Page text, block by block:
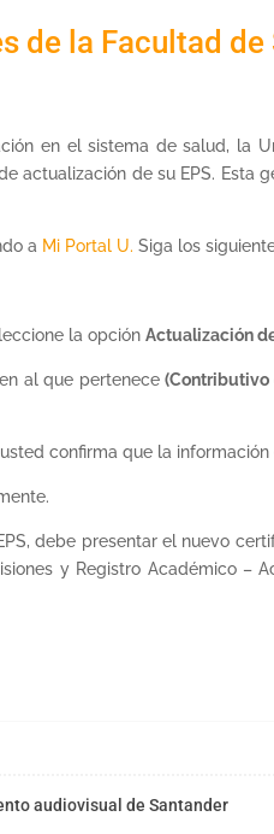
de la Facultad de
en el sistema de salud, la
actualización de su EPS. Esta
a Mi Portal U. Siga los
la opciónActualización
al que pertenece(Contributivo
confirma que la
debe presentar el nuevo
y Registro Académico –
audiovisual de Santander